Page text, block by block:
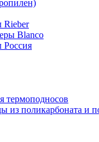
Rieber
Blanco
Россия
термоподносов
из поликарбоната и